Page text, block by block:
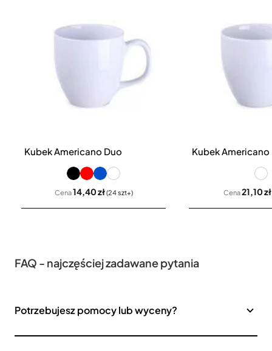
Kubek Americano Duo
Cena14,40 zł(24 szt+)
Kubek Americano
Cena21,10 zł
FAQ - najczęściej zadawane pytania
Potrzebujesz pomocy lub wyceny?